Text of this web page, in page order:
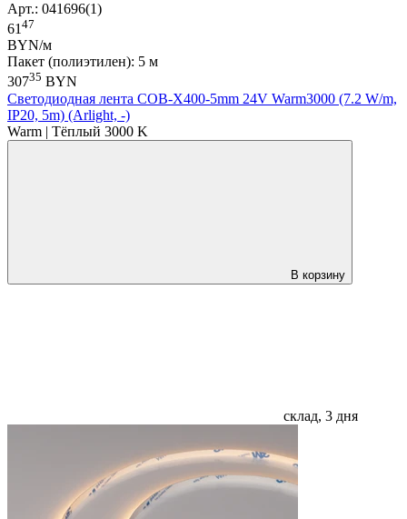
Арт.: 041696(1)
61 47
BYN/м
Пакет (полиэтилен): 5 м
30735 BYN
Светодиодная лента COB-X400-5mm 24V Warm3000 (7.2 W/m,
IP20, 5m) (Arlight, -)
Warm | Тёплый 3000 K
В корзину
склад, 3 дня